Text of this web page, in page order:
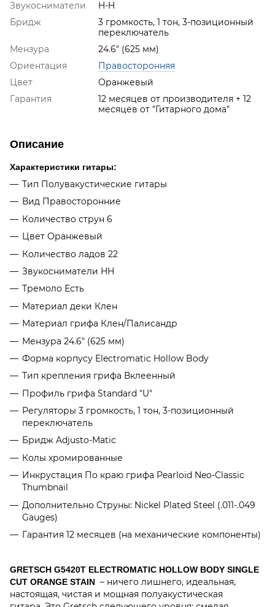
Звукосниматели
H-H
Бридж
3 громкость, 1 тон, 3-позиционный
переключатель
Мензура
24.6" (625 мм)
Ориентация
Правосторонняя
Цвет
Оранжевый
Гарантия
12 месяцев от производителя + 12
месяцев от "Гитарного дома"
Описание
Характеристики гитары:
Тип Полувакустические гитары
Вид Правосторонние
Количество струн 6
Цвет Оранжевый
Количество ладов 22
Звукосниматели HH
Тремоло Есть
Материал деки Клен
Материал грифа Клен/Палисандр
Мензура 24.6" (625 мм)
Форма корпусу Electromatic Hollow Body
Тип крепления грифа Вклеенный
Профиль грифа Standard "U"
Регуляторы 3 громкость, 1 тон, 3-позиционный
переключатель
Бридж Adjusto-Matic
Колы хромированные
Инкрустация По краю грифа Pearloid Neo-Classic
Thumbnail
Дополнительно Струны: Nickel Plated Steel (.011-.049
Gauges)
Гарантия 12 месяцев (на механические компоненты)
GRETSCH G5420T ELECTROMATIC HOLLOW BODY SINGLE
CUT ORANGE STAIN – ничего лишнего, идеальная,
настоящая, чистая и мощная полуакустическая